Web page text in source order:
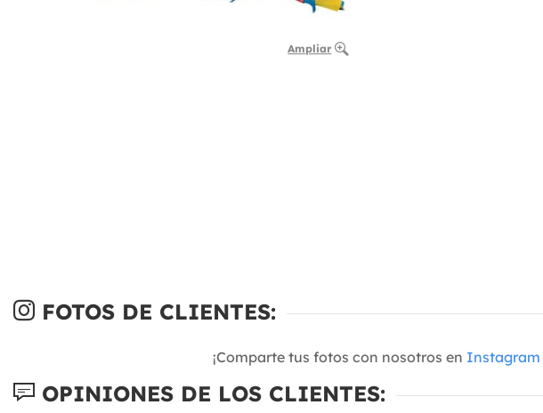
Ampliar
FOTOS DE CLIENTES:
¡Comparte tus fotos con nosotros en Instagram
OPINIONES DE LOS CLIENTES: